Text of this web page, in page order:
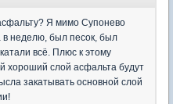
Я мимо Супонево
в неделю, был песок, был
всё. Плюс к этому
хороший слой асфальта будут
закатывать основной слой